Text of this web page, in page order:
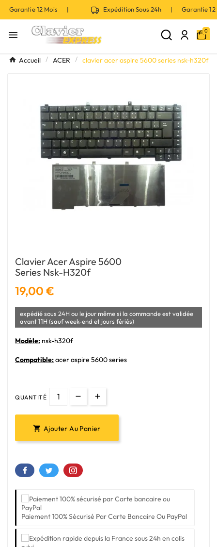
Garantie 12 Mois | Expédition Sous 24h | Garantie
 0
Accueil ACER clavier acer aspire 5600 series nsk-h320f
Clavier Acer Aspire 5600
Series Nsk-H320f
19,00 €
expédié sous 24H ou le jour même si la commande est validée
avant 11H (sauf week-end et jours fériés)
Modèle: nsk-h320f
Compatible:acer aspire 5600 series
QUANTITÉ
 Ajouter Au Panier
Paiement 100% Sécurisé Par Carte Bancaire Ou PayPal